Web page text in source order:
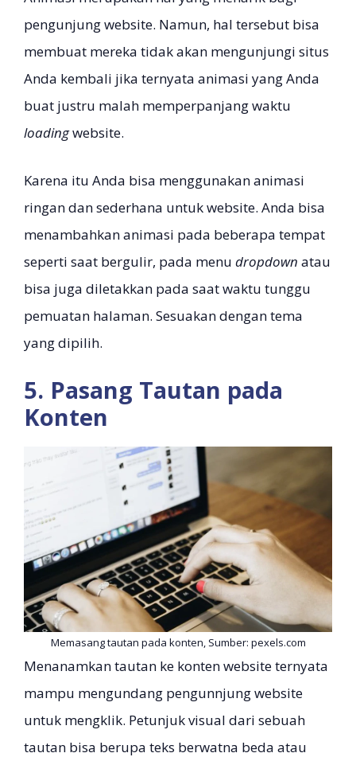
pengunjung website. Namun, hal tersebut bisa
membuat mereka tidak akan mengunjungi situs
Anda kembali jika ternyata animasi yang Anda
buat justru malah memperpanjang waktu
loadingwebsite.
Karena itu Anda bisa menggunakan animasi
ringan dan sederhana untuk website. Anda bisa
menambahkan animasi pada beberapa tempat
seperti saat bergulir, pada menu dropdown atau
bisa juga diletakkan pada saat waktu tunggu
pemuatan halaman. Sesuakan dengan tema
yang dipilih.
5. Pasang Tautan pada
Konten
Memasang tautan pada konten, Sumber: pexels.com
Menanamkan tautan ke konten website ternyata
mampu mengundang pengunnjung website
untuk mengklik. Petunjuk visual dari sebuah
tautan bisa berupa teks berwatna beda atau